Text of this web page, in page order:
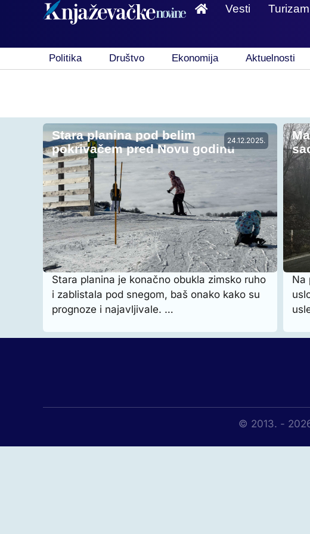
Vesti Turizam
Politika Društvo Ekonomija Aktuelnosti
24.12.2025.
Stara planina pod belim
pokrivačem pred Novu godinu
Stara planina je konačno obukla zimsko ruho
i zablistala pod snegom, baš onako kako su
prognoze i najavljivale. …
Na
© 2013. -